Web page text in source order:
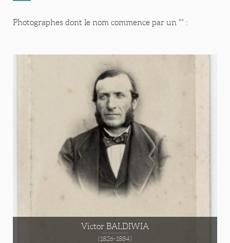
Photographes dont le nom commence par un "" :
Victor BALDIWIA
(1826-1884)